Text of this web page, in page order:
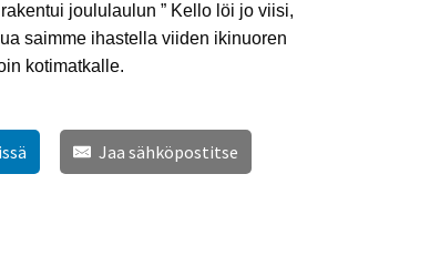
joululaulun ” Kello löi jo viisi,
saimme ihastella viiden ikinuoren
kotimatkalle.
Jaa sähköpostitse